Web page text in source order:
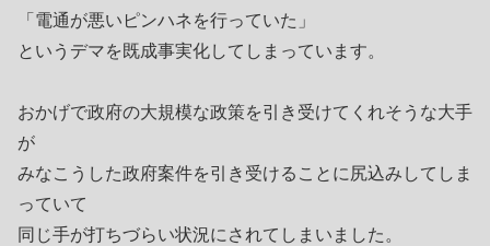
「電通が悪いピンハネを行っていた」
というデマを既成事実化してしまっています。
おかげで政府の大規模な政策を引き受けてくれそうな大手
が
みなこうした政府案件を引き受けることに尻込みしてしま
っていて
同じ手が打ちづらい状況にされてしまいました。